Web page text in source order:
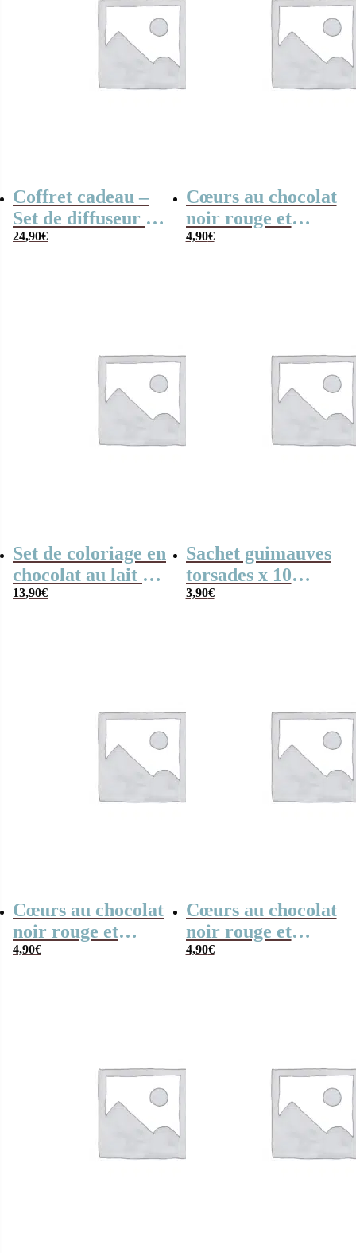
Coffret cadeau –
Set de diffuseur de
parfum + Bougie –
24,90€
Cœurs au chocolat
noir rouge et
blanc x4 “Merci”
4,90€
Set de coloriage en
chocolat au lait –
“Merci
13,90€
Sachet guimauves
torsades x 10
“Merci
3,90€
Cœurs au chocolat
noir rouge et
blanc x4 “Merci
4,90€
Cœurs au chocolat
noir rouge et
blanc x4 “Merci
4,90€